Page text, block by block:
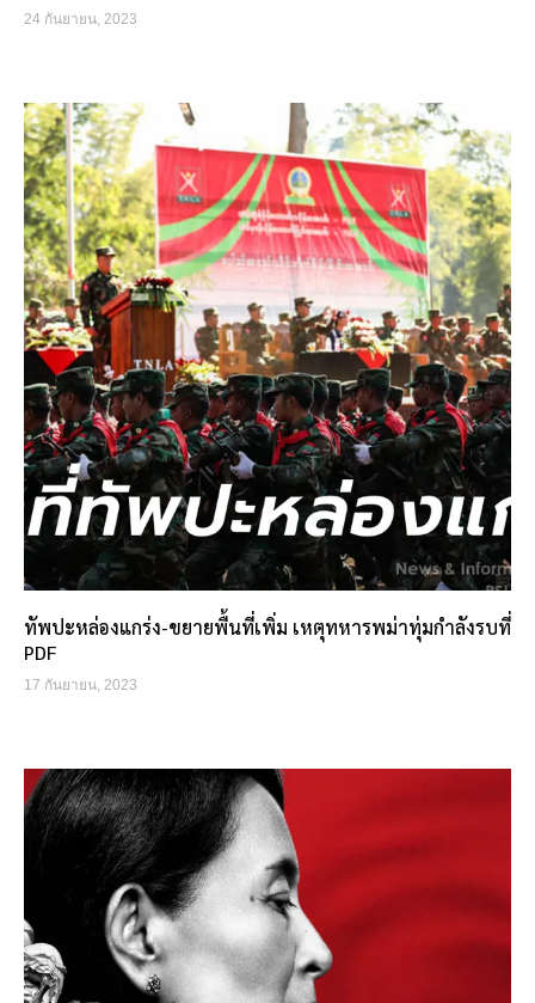
24 กันยายน, 2023
ทัพปะหล่องแกร่ง-ขยายพื้นที่เพิ่ม เหตุทหารพม่าทุ่มกำลังรบที่
PDF
17 กันยายน, 2023